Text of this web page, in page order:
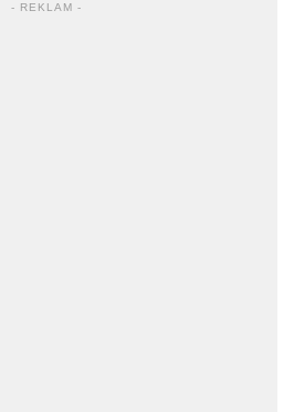
- REKLAM -